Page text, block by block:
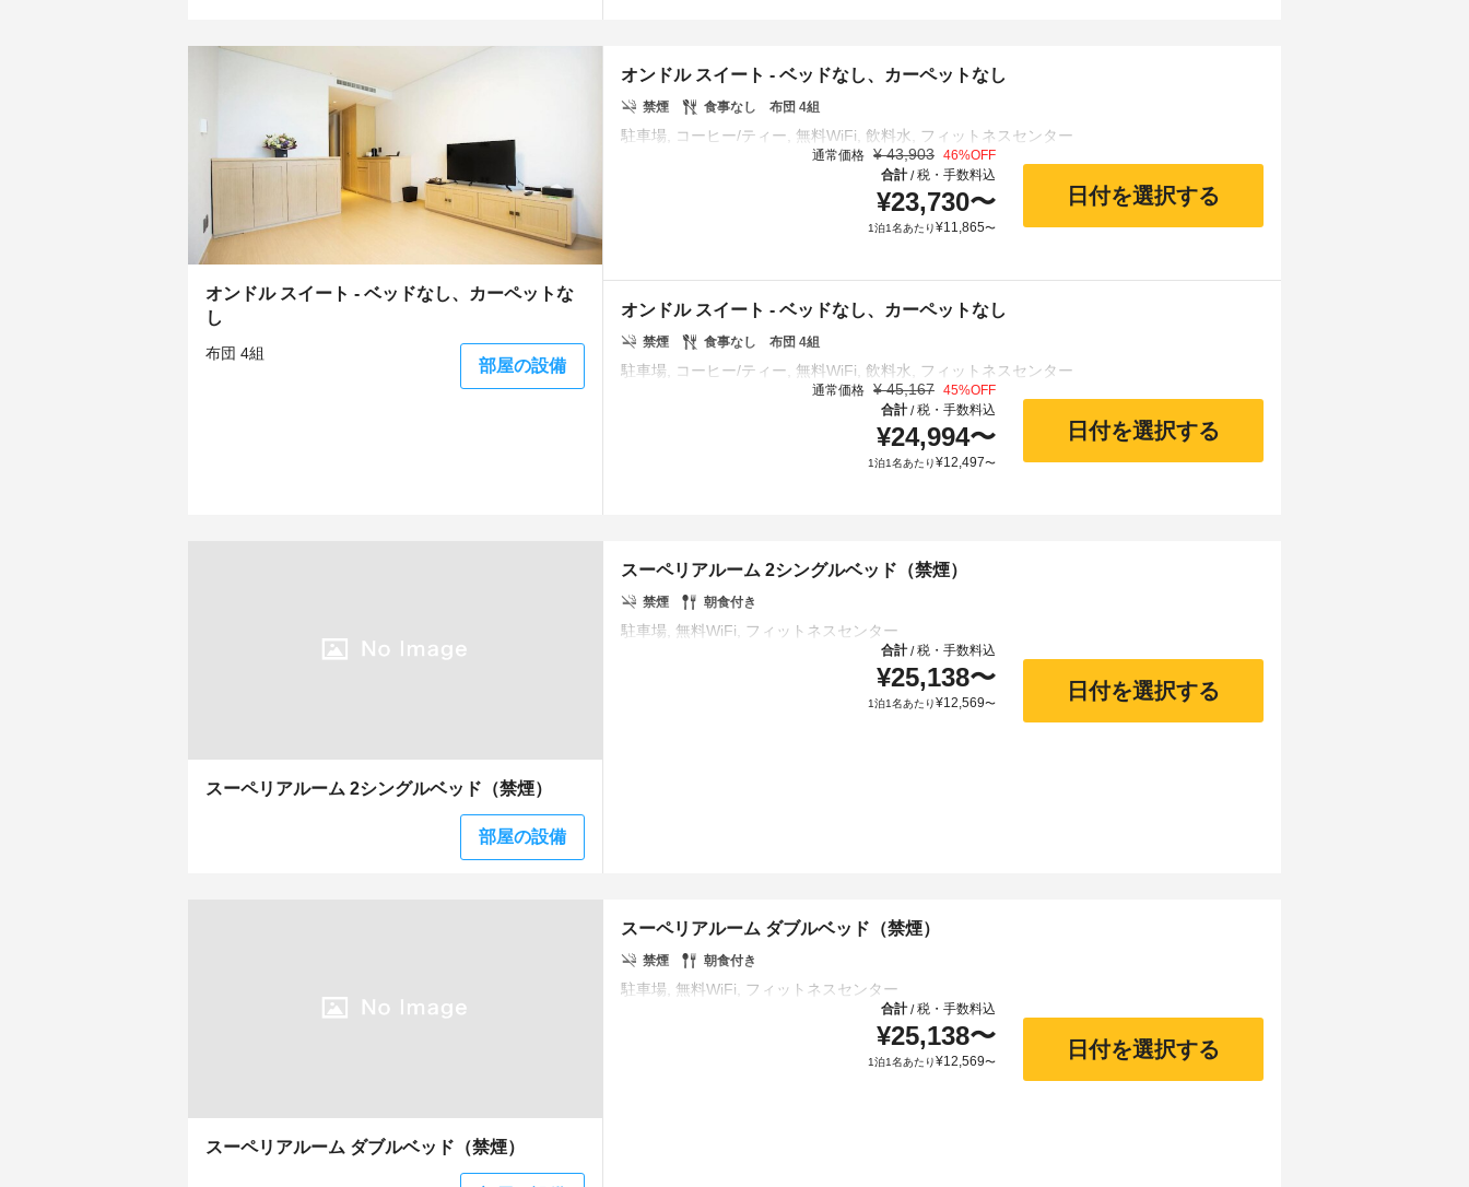
オンドル スイート - ベッドなし、カーペットな
し
布団 4組
部屋の設備
オンドル スイート - ベッドなし、カーペットなし
禁煙 食事なし 布団 4組
通常価格 ¥ 43,903 46%OFF
合計/税・手数料込
¥23,730〜
1泊1名あたり¥11,865〜
日付を選択する
オンドル スイート - ベッドなし、カーペットなし
禁煙 食事なし 布団 4組
通常価格 ¥ 45,167 45%OFF
合計/税・手数料込
¥24,994〜
1泊1名あたり¥12,497〜
日付を選択する
スーペリアルーム 2シングルベッド（禁煙）
部屋の設備
スーペリアルーム 2シングルベッド（禁煙）
禁煙 朝食付き
合計/税・手数料込
¥25,138〜
1泊1名あたり¥12,569〜
日付を選択する
スーペリアルーム ダブルベッド（禁煙）
スーペリアルーム ダブルベッド（禁煙）
禁煙 朝食付き
合計/税・手数料込
¥25,138〜
1泊1名あたり¥12,569〜
日付を選択する